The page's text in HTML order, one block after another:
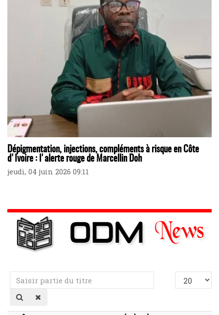
Dépigmentation, injections, compléments à risque en Côte
d'Ivoire : l'alerte rouge de Marcellin Doh
jeudi, 04 juin 2026 09:11
Saisir
partie
du
titre
Afficher
#